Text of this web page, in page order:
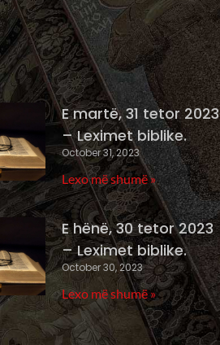
E martë, 31 tetor 2023
– Leximet biblike.
October 31, 2023
Lexo më shumë »
E hënë, 30 tetor 2023
– Leximet biblike.
October 30, 2023
Lexo më shumë »